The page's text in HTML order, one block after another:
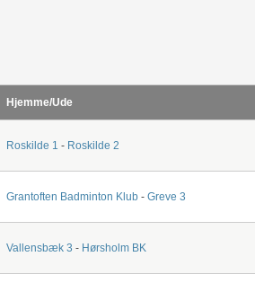
Hjemme/Ude
Roskilde 1 - Roskilde 2
Grantoften Badminton Klub- Greve 3
Vallensbæk 3 - Hørsholm BK